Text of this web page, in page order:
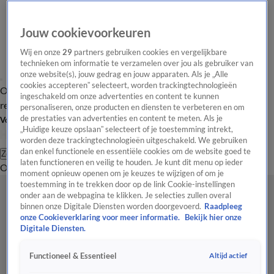
Overzicht Laatste nieuws Regionieuws Het beste van Hart
Tip de
redactie
Volg Hart van Nederland
Zoeken
OverzichtRegioUitzendingenWeerTip de redactiePanelVideo's
Jouw cookievoorkeuren
Wij en onze29 partners gebruiken cookies en vergelijkbare
technieken om informatie te verzamelen over jou als gebruiker van
onze website(s), jouw gedrag en jouw apparaten. Als je „Alle
cookies accepteren” selecteert, worden trackingtechnologieën
ingeschakeld om onze advertenties en content te kunnen
personaliseren, onze producten en diensten te verbeteren en om
de prestaties van advertenties en content te meten. Als je
„Huidige keuze opslaan” selecteert of je toestemming intrekt,
worden deze trackingtechnologieën uitgeschakeld. We gebruiken
dan enkel functionele en essentiële cookies om de website goed te
laten functioneren en veilig te houden. Je kunt dit menu op ieder
moment opnieuw openen om je keuzes te wijzigen of om je
toestemming in te trekken door op de link Cookie-instellingen
onder aan de webpagina te klikken. Je selecties zullen overal
binnen onze Digitale Diensten worden doorgevoerd. Raadpleeg
onze Cookieverklaring voor meer informatie.
Bekijk hier onze
Digitale Diensten.
Functioneel & Essentieel Altijd actief